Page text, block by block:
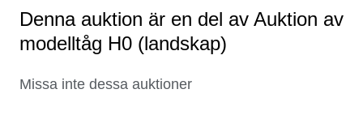
Denna auktion är en del av Auktion av
modelltåg H0 (landskap)
Missa inte dessa auktioner